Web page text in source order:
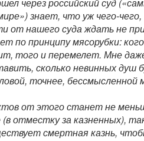
знает, что уж чего-чего,
от нашего суда ждать не
по принципу мясорубки:
того и перемелет. Мне
сколько невинных душ
точнее, бессмысленной
от этого станет не
отместку за казненных),
смертная казнь,